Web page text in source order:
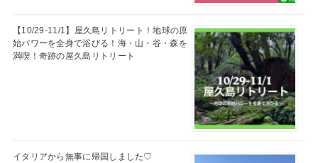
【10/29-11/1】屋久島リトリート！地球の原
始パワーを全身で浴びる！海・山・谷・森を
満喫！奇跡の屋久島リトリート
イタリアから無事に帰国しました♡